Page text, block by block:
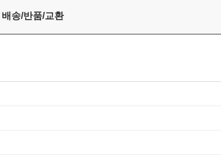
배송/반품/교환